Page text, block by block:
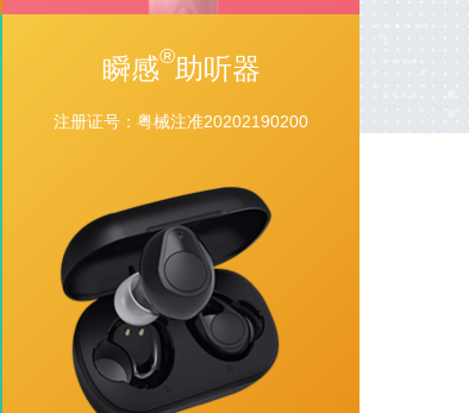
瞬感®助听器
注册证号：粤械注准20202190200